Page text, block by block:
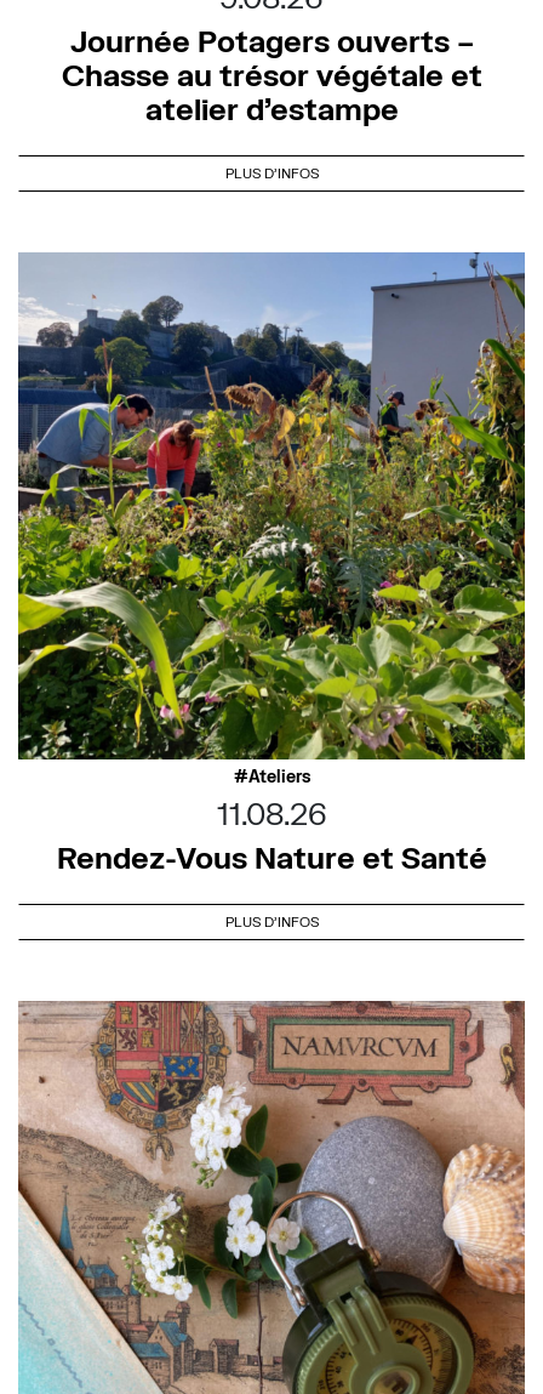
Journée Potagers ouverts –
Chasse au trésor végétale et
atelier d’estampe
PLUS D'INFOS
Ateliers
11.08.26
Rendez-Vous Nature et Santé
PLUS D'INFOS